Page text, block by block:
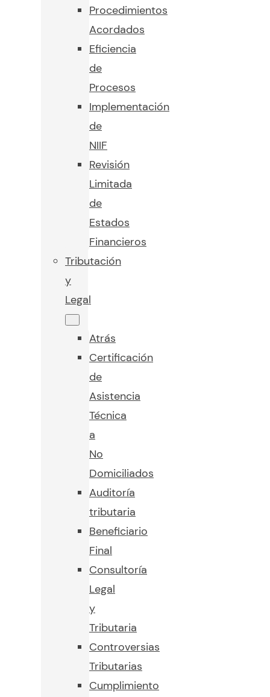
Procedimientos
Acordados
Eficiencia
de
Procesos
Implementación
de
NIIF
Revisión
Limitada
de
Estados
Financieros
Tributación
y
Legal
Atrás
Certificación
de
Asistencia
Técnica
a
No
Domiciliados
Auditoría
tributaria
Beneficiario
Final
Consultoría
Legal
y
Tributaria
Controversias
Tributarias
Cumplimiento